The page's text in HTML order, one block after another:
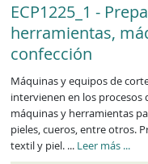
ECP1225_1 -
herramientas,
confección
Máquinas y equipos de
intervienen en los procesos
máquinas y herramientas
pieles, cueros, entre otros.
textil y piel. ... Leer más ...